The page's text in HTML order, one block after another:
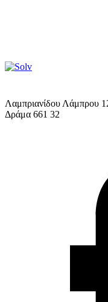
Λαμπριανίδου Λάμπρου
Δράμα 661 32